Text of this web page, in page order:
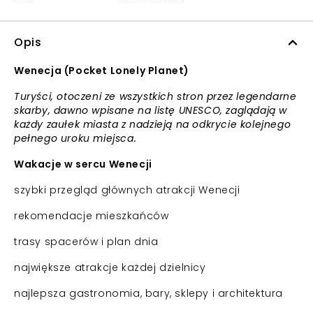
Opis
Wenecja (Pocket Lonely Planet)
Turyści, otoczeni ze wszystkich stron przez legendarne
skarby, dawno wpisane na listę UNESCO, zaglądają w
każdy zaułek miasta z nadzieją na odkrycie kolejnego
pełnego uroku miejsca.
Wakacje w sercu Wenecji
szybki przegląd głównych atrakcji Wenecji
rekomendacje mieszkańców
trasy spacerów i plan dnia
największe atrakcje każdej dzielnicy
najlepsza gastronomia, bary, sklepy i architektura